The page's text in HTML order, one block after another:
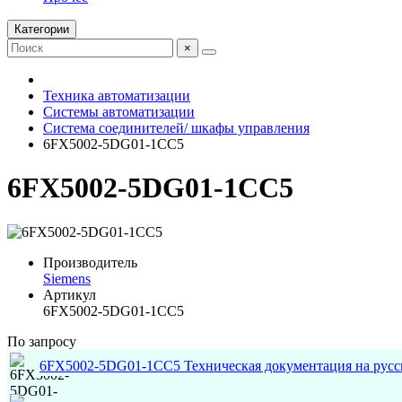
Категории
×
Техника автоматизации
Системы автоматизации
Система соединителей/ шкафы управления
6FX5002-5DG01-1CC5
6FX5002-5DG01-1CC5
Производитель
Siemens
Артикул
6FX5002-5DG01-1CC5
По запросу
6FX5002-5DG01-1CC5 Техническая документация на